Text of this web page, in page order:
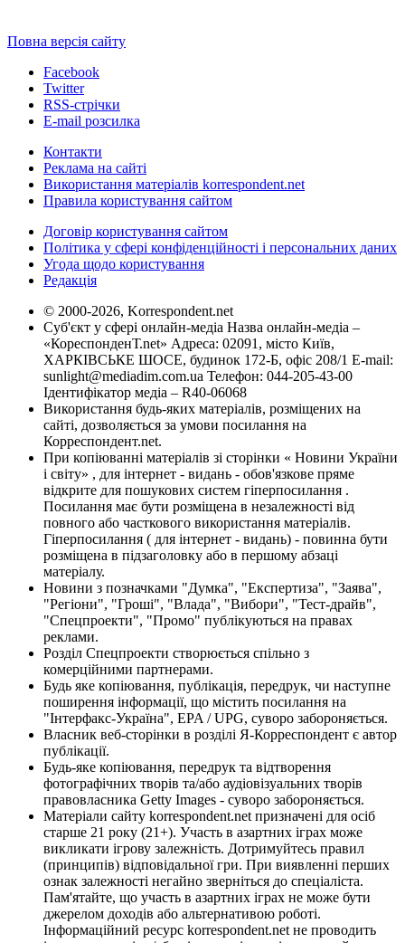
Повна версія сайту
Facebook
Twitter
RSS-стрічки
E-mail розсилка
Контакти
Реклама на сайті
Використання матеріалів korrespondent.net
Правила користування сайтом
Договір користування сайтом
Політика у сфері конфіденційності і персональних даних
Угода щодо користування
Редакція
© 2000-2026, Korrespondent.net
Суб'єкт у сфері онлайн-медіа Назва онлайн-медіа –
«КореспонденТ.net» Адреса: 02091, місто Київ,
ХАРКІВСЬКЕ ШОСЕ, будинок 172-Б, офіс 208/1 E-mail:
sunlight@mediadim.com.ua Телефон: 044-205-43-00
Ідентифікатор медіа – R40-06068
Використання будь-яких матеріалів, розміщених на
сайті, дозволяється за умови посилання на
Корреспондент.net.
При копіюванні матеріалів зі сторінки « Новини України
і світу» , для інтернет - видань - обов'язкове пряме
відкрите для пошукових систем гіперпосилання .
Посилання має бути розміщена в незалежності від
повного або часткового використання матеріалів.
Гіперпосилання ( для інтернет - видань) - повинна бути
розміщена в підзаголовку або в першому абзаці
матеріалу.
Новини з позначками "Думка", "Експертиза", "Заява",
"Регіони", "Гроші", "Влада", "Вибори", "Тест-драйв",
"Спецпроекти", "Промо" публікуються на правах
реклами.
Розділ Спецпроекти створюється спільно з
комерційними партнерами.
Будь яке копіювання, публікація, передрук, чи наступне
поширення інформації, що містить посилання на
"Інтерфакс-Україна", EPA / UPG, суворо забороняється.
Власник веб-сторінки в розділі Я-Корреспондент є автор
публікації.
Будь-яке копіювання, передрук та відтворення
фотографічних творів та/або аудіовізуальних творів
правовласника Getty Images - суворо забороняється.
Матеріали сайту korrespondent.net призначені для осіб
старше 21 року (21+). Участь в азартних іграх може
викликати ігрову залежність. Дотримуйтесь правил
(принципів) відповідальної гри. При виявленні перших
ознак залежності негайно зверніться до спеціаліста.
Пам'ятайте, що участь в азартних іграх не може бути
джерелом доходів або альтернативою роботі.
Інформаційний ресурс korrespondent.net не проводить